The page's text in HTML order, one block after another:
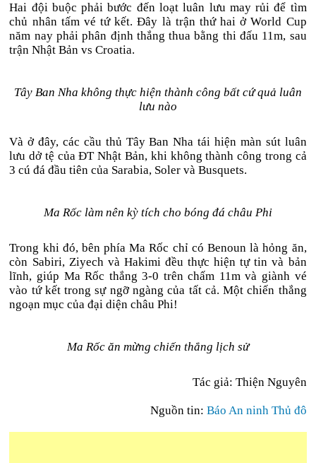
Hai đội buộc phải bước đến loạt luân lưu may rủi để tìm
chủ nhân tấm vé tứ kết. Đây là trận thứ hai ở World Cup
năm nay phải phân định thắng thua bằng thi đấu 11m, sau
trận Nhật Bản vs Croatia.
Tây Ban Nha không thực hiện thành công bất cứ quả luân
lưu nào
Và ở đây, các cầu thủ Tây Ban Nha tái hiện màn sút luân
lưu dở tệ của ĐT Nhật Bản, khi không thành công trong cả
3 cú đá đầu tiên của Sarabia, Soler và Busquets.
Ma Rốc làm nên kỳ tích cho bóng đá châu Phi
Trong khi đó, bên phía Ma Rốc chỉ có Benoun là hỏng ăn,
còn Sabiri, Ziyech và Hakimi đều thực hiện tự tin và bản
lĩnh, giúp Ma Rốc thắng 3-0 trên chấm 11m và giành vé
vào tứ kết trong sự ngỡ ngàng của tất cả. Một chiến thắng
ngoạn mục của đại diện châu Phi!
Ma Rốc ăn mừng chiến thắng lịch sử
Tác giả: Thiện Nguyên
Nguồn tin: Báo An ninh Thủ đô